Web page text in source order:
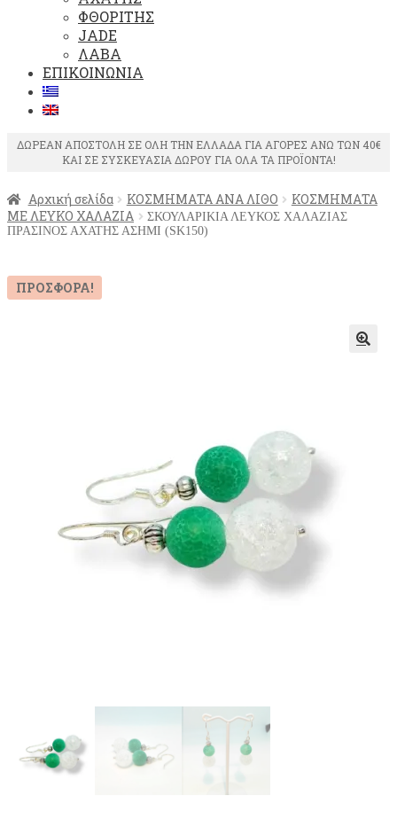
ΦΘΟΡΙΤΗΣ
JADE
ΛΑΒΑ
ΕΠΙΚΟΙΝΩΝΙΑ
ΔΩΡΕΑΝ ΑΠΟΣΤΟΛΗ ΣΕ ΟΛΗ ΤΗΝ ΕΛΛΑΔΑ ΓΙΑ ΑΓΟΡΕΣ ΑΝΩ ΤΩΝ 40€
ΚΑΙ ΣΕ ΣΥΣΚΕΥΑΣΙΑ ΔΩΡΟΥ ΓΙΑ ΟΛΑ ΤΑ ΠΡΟΪΟΝΤΑ!
Αρχική σελίδα ΚΟΣΜΗΜΑΤΑ ΑΝΑ ΛΙΘΟ
ΚΟΣΜΗΜΑΤΑ
ΜΕ ΛΕΥΚΟ ΧΑΛΑΖΙΑ
ΣΚΟΥΛΑΡΙΚΙΑ ΛΕΥΚΟΣ ΧΑΛΑΖΙΑΣ
ΠΡΑΣΙΝΟΣ ΑΧΑΤΗΣ ΑΣΗΜΙ (SK150)
ΠΡΟΣΦΟΡΆ!